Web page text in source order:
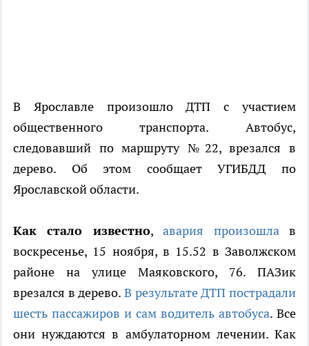
В Ярославле произошло ДТП с участием
общественного транспорта. Автобус,
следовавший по маршруту №22, врезался в
дерево. Об этом сообщает УГИБДД по
Ярославской области.
Как стало известно,авария произошлав
воскресенье, 15 ноября, в 15.52 в Заволжском
районе на улице Маяковского, 76. ПАЗик
врезался в дерево. В результате ДТП пострадали
шесть пассажиров и сам водитель автобуса. Все
они нуждаются в амбулаторном лечении. Как